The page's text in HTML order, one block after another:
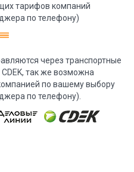
тарифов компаний
по телефону)
через транспортные
так же возможна
по вашему выбору
по телефону).